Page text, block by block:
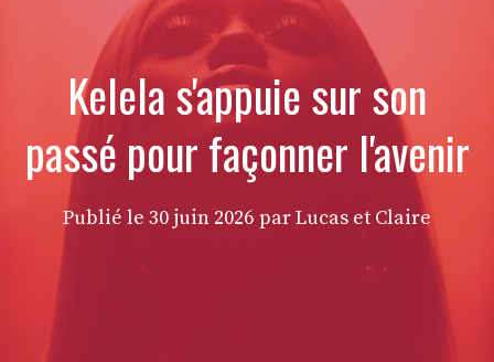
Kelela s'appuie sur son
passé pour façonner l'avenir
Publié le 30 juin 2026 par Lucas et Claire